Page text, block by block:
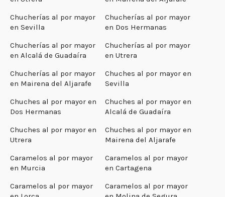
Chucherías al por mayor
en Sevilla
Chucherías al por mayor
en Dos Hermanas
Chucherías al por mayor
en Alcalá de Guadaíra
Chucherías al por mayor
en Utrera
Chucherías al por mayor
en Mairena del Aljarafe
Chuches al por mayor en
Sevilla
Chuches al por mayor en
Dos Hermanas
Chuches al por mayor en
Alcalá de Guadaíra
Chuches al por mayor en
Utrera
Chuches al por mayor en
Mairena del Aljarafe
Caramelos al por mayor
en Murcia
Caramelos al por mayor
en Cartagena
Caramelos al por mayor
Caramelos al por mayor